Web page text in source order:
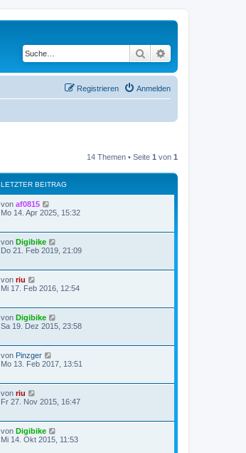
Suche
Anmelden
Registrieren
14 Themen • Seite 1 von 1
LETZTER BEITRAG
von af0815
Mo 14. Apr 2025, 15:32
von Digibike
Do 21. Feb 2019, 21:09
von riu
Mi 17. Feb 2016, 12:54
von Digibike
Sa 19. Dez 2015, 23:58
von Pinzger
Mo 13. Feb 2017, 13:51
von riu
Fr 27. Nov 2015, 16:47
von Digibike
Mi 14. Okt 2015, 11:53